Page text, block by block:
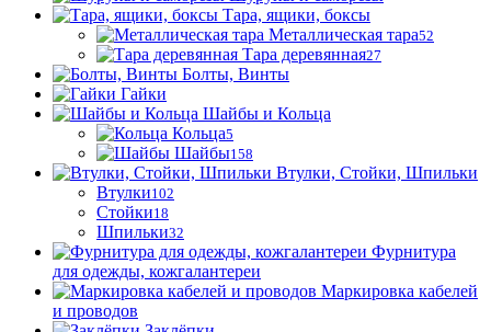
Тара, ящики, боксы
Металлическая тара52
Тара деревянная27
Болты, Винты
Гайки
Шайбы и Кольца
Кольца5
Шайбы158
Втулки, Стойки, Шпильки
Втулки102
Стойки18
Шпильки32
Фурнитура
для одежды, кожгалантереи
Маркировка кабелей
и проводов